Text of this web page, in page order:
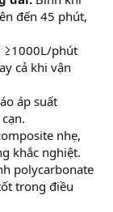
đến 45 phút,
≥1000L/phút
cả khi vận
áp suất
nhẹ,
khắc nghiệt.
polycarbonate
trong điều